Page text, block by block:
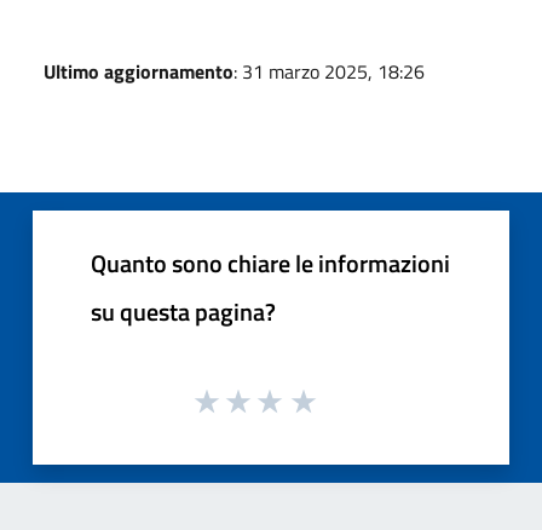
Ultimo aggiornamento: 31 marzo 2025, 18:26
Quanto sono chiare le informazioni
su questa pagina?